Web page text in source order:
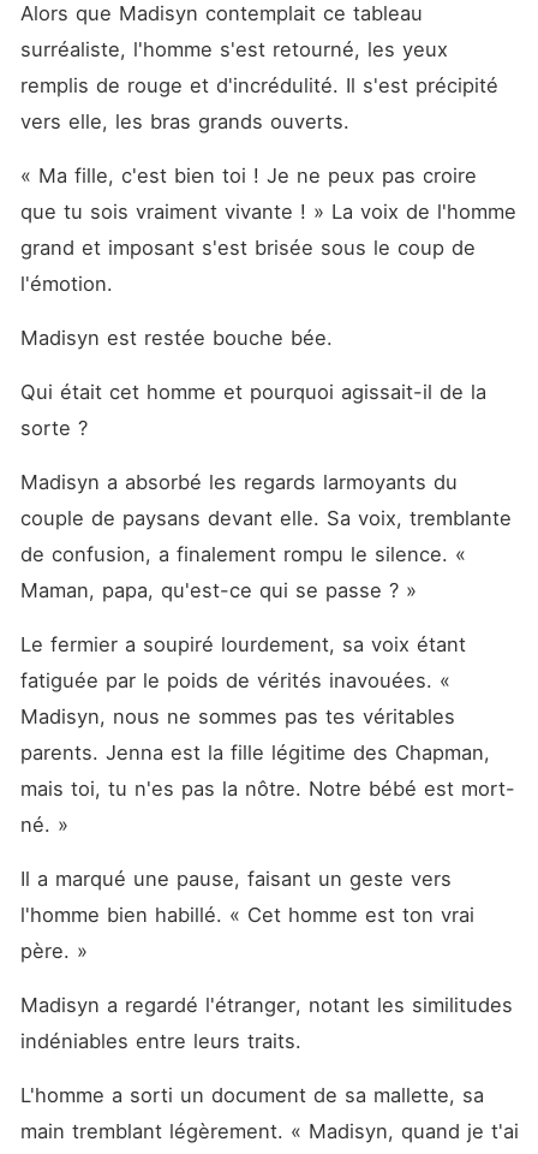
Alors que Madisyn contemplait ce tableau
surréaliste, l'homme s'est retourné, les yeux
remplis de rouge et d'incrédulité. Il s'est précipité
vers elle, les bras grands ouverts.
« Ma fille, c'est bien toi ! Je ne peux pas croire
que tu sois vraiment vivante ! » La voix de l'homme
grand et imposant s'est brisée sous le coup de
l'émotion.
Madisyn est restée bouche bée.
Qui était cet homme et pourquoi agissait-il de la
sorte ?
Madisyn a absorbé les regards larmoyants du
couple de paysans devant elle. Sa voix, tremblante
de confusion, a finalement rompu le silence. «
Maman, papa, qu'est-ce qui se passe ? »
Le fermier a soupiré lourdement, sa voix étant
fatiguée par le poids de vérités inavouées. «
Madisyn, nous ne sommes pas tes véritables
parents. Jenna est la fille légitime des Chapman,
mais toi, tu n'es pas la nôtre. Notre bébé est mort-
né. »
Il a marqué une pause, faisant un geste vers
l'homme bien habillé. « Cet homme est ton vrai
père. »
Madisyn a regardé l'étranger, notant les similitudes
indéniables entre leurs traits.
L'homme a sorti un document de sa mallette, sa
main tremblant légèrement. « Madisyn, quand je t'ai